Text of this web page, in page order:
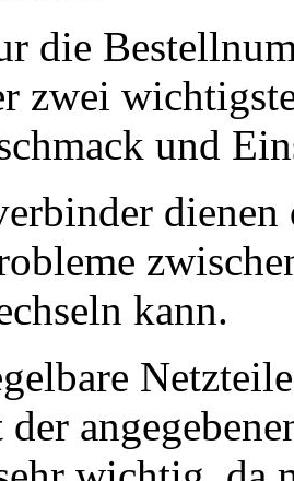
die
zwei
und
dienen
kann.